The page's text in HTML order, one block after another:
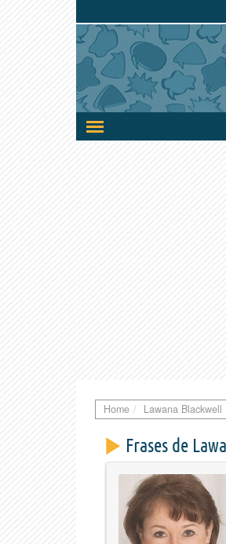
Ativar/desativar
a
Home Lawana Blackwell
Frases de